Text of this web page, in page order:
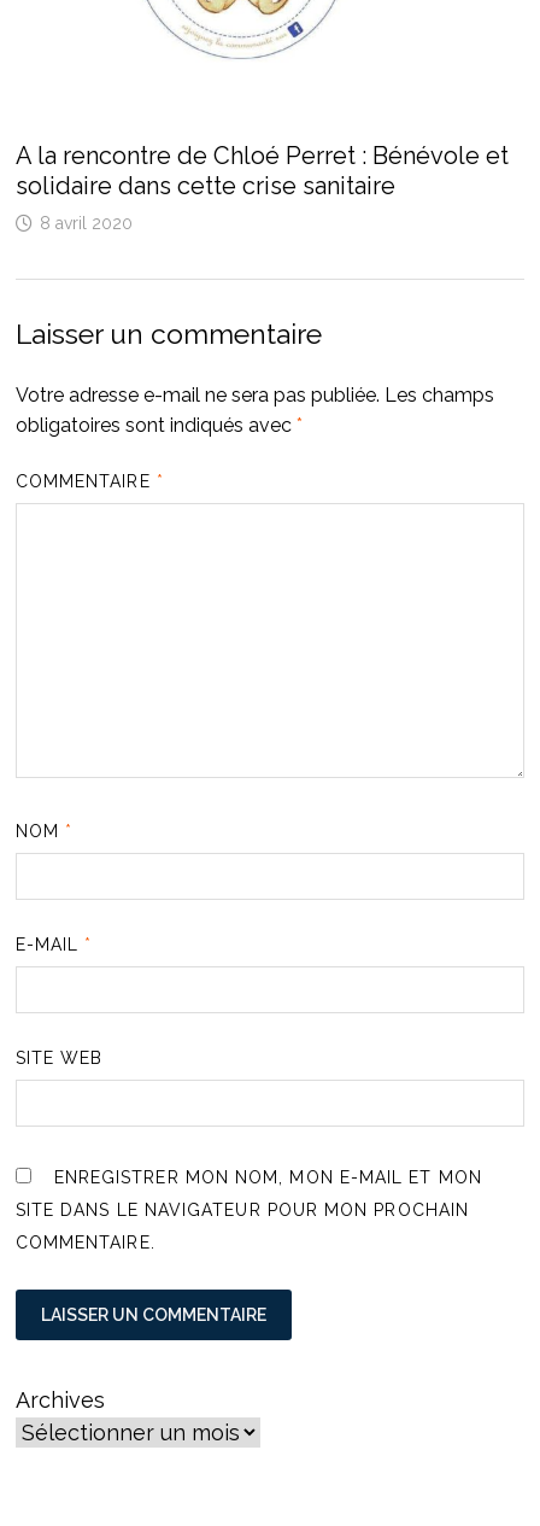
A la rencontre de Chloé Perret : Bénévole et
solidaire dans cette crise sanitaire
8 avril 2020
Laisser un commentaire
Votre adresse e-mail ne sera pas publiée. Les champs
obligatoires sont indiqués avec *
COMMENTAIRE *
NOM *
E-MAIL *
SITE WEB
ENREGISTRER MON NOM, MON E-MAIL ET MON
SITE DANS LE NAVIGATEUR POUR MON PROCHAIN
COMMENTAIRE.
Archives